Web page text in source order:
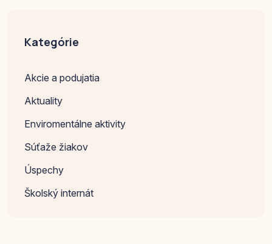
Kategórie
Akcie a podujatia
Aktuality
Enviromentálne aktivity
Súťaže žiakov
Úspechy
Školský internát